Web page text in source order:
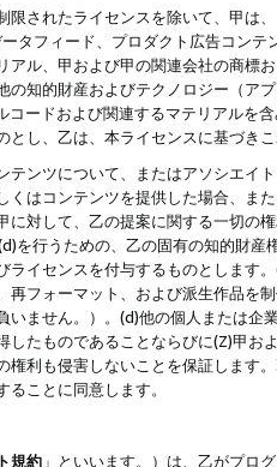
限されたライセンスを除いて、甲は
ータフィード、プロダクト広告コン
アル、甲および甲の関連会社の商
の知的財産およびテクノロジー（ア
コードおよび関連するマテリアル
とし、乙は、本ライセンスに基づき
テンツについて、またはアソシエイ
くはコンテンツを提供した場合、ま
に対して、乙の提案に関する一切
を行うための、乙の固有の知的財
ライセンスを付与するものとします
再フォーマット、および派生作品を
いません。）。(d)他の個人または
したものであることならびに(Z)甲
権利も侵害しないことを保証します
ことに同意します。
規約 」といいます。）は、乙がプロ